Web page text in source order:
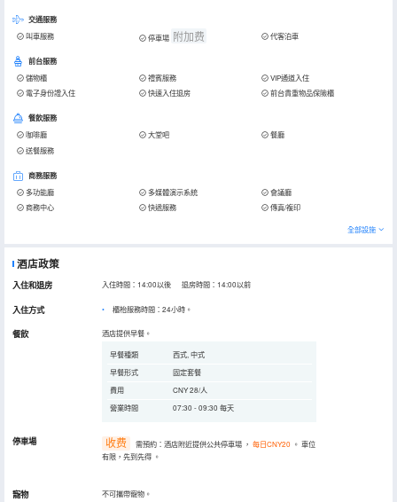
交通服務
叫車服務 停車場 附加费 代客泊車
前台服務
儲物櫃 禮賓服務
VIP通道入住
電子身份證入住
快速入住退房 前台貴重物品保險櫃
餐飲服務
咖啡廳 大堂吧
餐廳
送餐服務
商務服務
多功能廳 多媒體演示系統
會議廳
商務中心
快遞服務 傳真/複印
全部設施
酒店政策
入住和退房 入住時間：14:00以後 退房時間：14:00以前
入住方式 櫃枱服務時間：24小時。
餐飲 酒店提供早餐。
早餐種類
西式, 中式
早餐形式
固定套餐
費用
CNY 28/人
營業時間
07:30 - 09:30 每天
停車場 收费 需預約：酒店附近提供公共停車場 ， 每日CNY20 。 車位
有限，先到先得 。
寵物 不可攜帶寵物。